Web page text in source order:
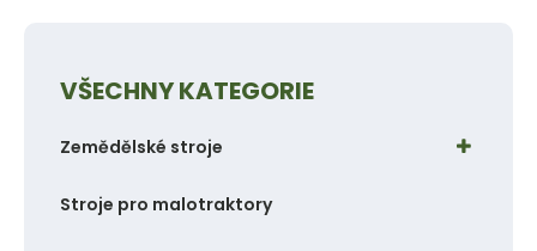
č
t
VŠECHNY KATEGORIE
Zemědělské stroje
Stroje pro malotraktory